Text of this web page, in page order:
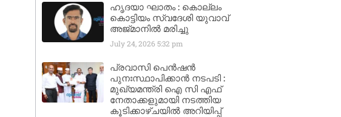
ഹൃദയാ ഘാതം : കൊല്ലം
കൊട്ടിയം സ്വദേശി യുവാവ്
അജ്മാനിൽ മരിച്ചു
July 24, 2026 5:32 pm
പ്രവാസി പെൻഷൻ
പുനഃസ്ഥാപിക്കാൻ നടപടി :
മുഖ്യമന്ത്രി ഐ സി എഫ്
നേതാക്കളുമായി നടത്തിയ
കൂടിക്കാഴ്ചയിൽ അറിയിപ്പ്